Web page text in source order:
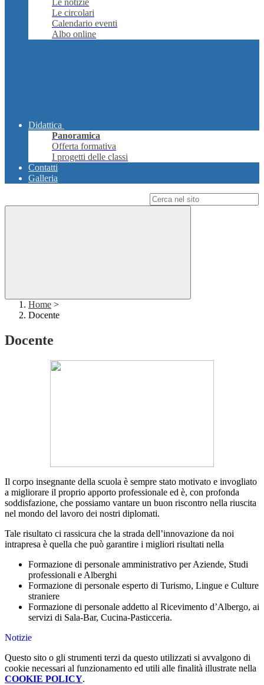
Le notizie
Le circolari
Calendario eventi
Albo online
Didattica
Panoramica
Offerta formativa
I progetti delle classi
Contatti
Galleria
Home >
Docente
Docente
Il corpo insegnante della scuola è sempre stato motivato e invogliato
a migliorare il proprio apporto professionale ed è, con profonda
soddisfazione, che possiamo vantare un buon riscontro nella riuscita
nel mondo del lavoro dei nostri diplomati.
Tale risultato ci rassicura che la strada dell’innovazione da noi
intrapresa è quella che può garantire i migliori risultati nella
Formazione di personale amministrativo per Aziende, Studi
professionali e Alberghi
Formazione di personale esperto di Turismo, Lingue e Culture
straniere
Formazione di personale addetto al Ricevimento d’Albergo, ai
servizi di Sala-Bar, Cucina-Pasticceria.
Notizie
Questo sito o gli strumenti terzi da questo utilizzati si avvalgono di
cookie necessari al funzionamento ed utili alle finalità illustrate nella
COOKIE POLICY.